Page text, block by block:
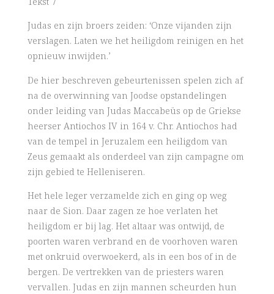
Judas en zijn broers zeiden: ‘Onze vijanden zijn
verslagen. Laten we het heiligdom reinigen en het
opnieuw inwijden.’
De hier beschreven gebeurtenissen spelen zich af
na de overwinning van Joodse opstandelingen
onder leiding van Judas Maccabeüs op de Griekse
heerser Antiochos IV in 164 v. Chr. Antiochos had
van de tempel in Jeruzalem een heiligdom van
Zeus gemaakt als onderdeel van zijn campagne om
zijn gebied te Helleniseren.
Het hele leger verzamelde zich en ging op weg
naar de Sion. Daar zagen ze hoe verlaten het
heiligdom er bij lag. Het altaar was ontwijd, de
poorten waren verbrand en de voorhoven waren
met onkruid overwoekerd, als in een bos of in de
bergen. De vertrekken van de priesters waren
vervallen. Judas en zijn mannen scheurden hun